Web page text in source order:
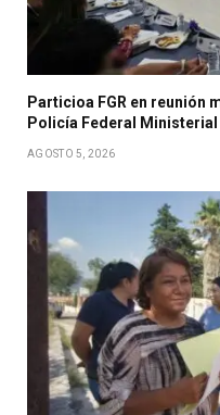
Particioa FGR en reunión
Policía Federal Ministerial
AGOSTO 5, 2026